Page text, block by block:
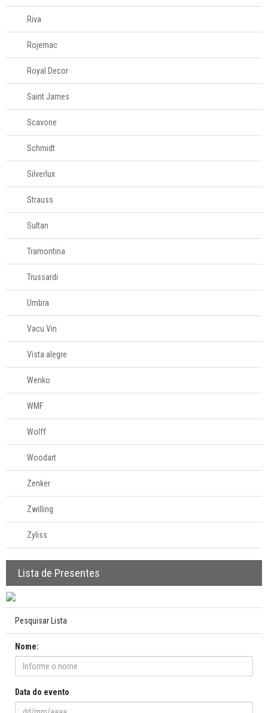
Riva
Rojemac
Royal Decor
Saint James
Scavone
Schmidt
Silverlux
Strauss
Sultan
Tramontina
Trussardi
Umbra
Vacu Vin
Vista alegre
Wenko
WMF
Wolff
Woodart
Zenker
Zwilling
Zyliss
Lista de Presentes
Pesquisar Lista
Nome:
Data do evento